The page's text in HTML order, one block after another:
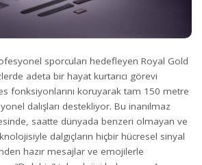
sporcuları hedefleyen Royal Gold
adeta bir hayat kurtarıcı görevi
fonksiyonlarını koruyarak tam 150 metre
dalışları destekliyor. Bu inanılmaz
saatte dünyada benzeri olmayan ve
dalgıçların hiçbir hücresel sinyal
hazır mesajlar ve emojilerle